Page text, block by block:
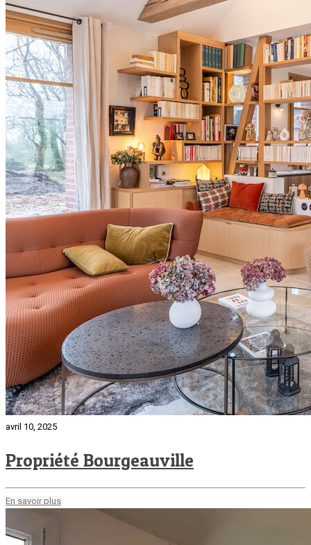
avril 10, 2025
Propriété Bourgeauville
En savoir plus